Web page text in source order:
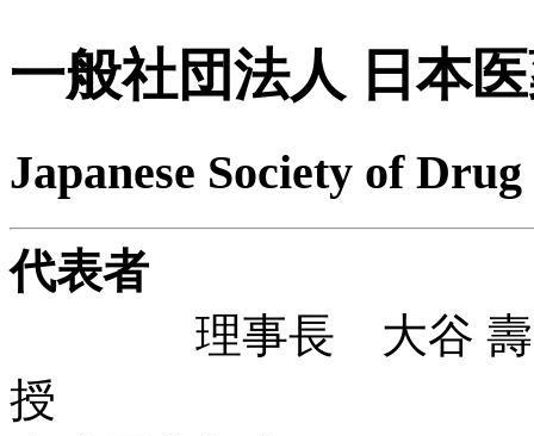
一般社団法人 日本
Japanese Society of
代表者
理事長 大谷 壽一
授